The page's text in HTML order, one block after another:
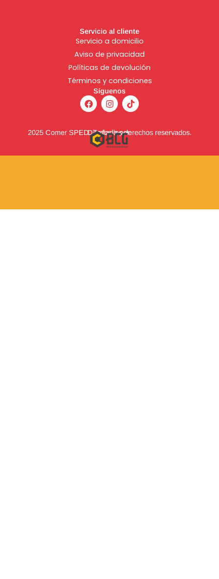
Servicio al cliente
Servicio a domicilio
Aviso de privacidad
Políticas de devolución
Términos y condiciones
Síguenos
F
a
c
b
o
o
k
I
n
s
a
g
r
a
T
i
k
o
2025 Comer SPED. Todos los derechos reservados.
Diseñado por: